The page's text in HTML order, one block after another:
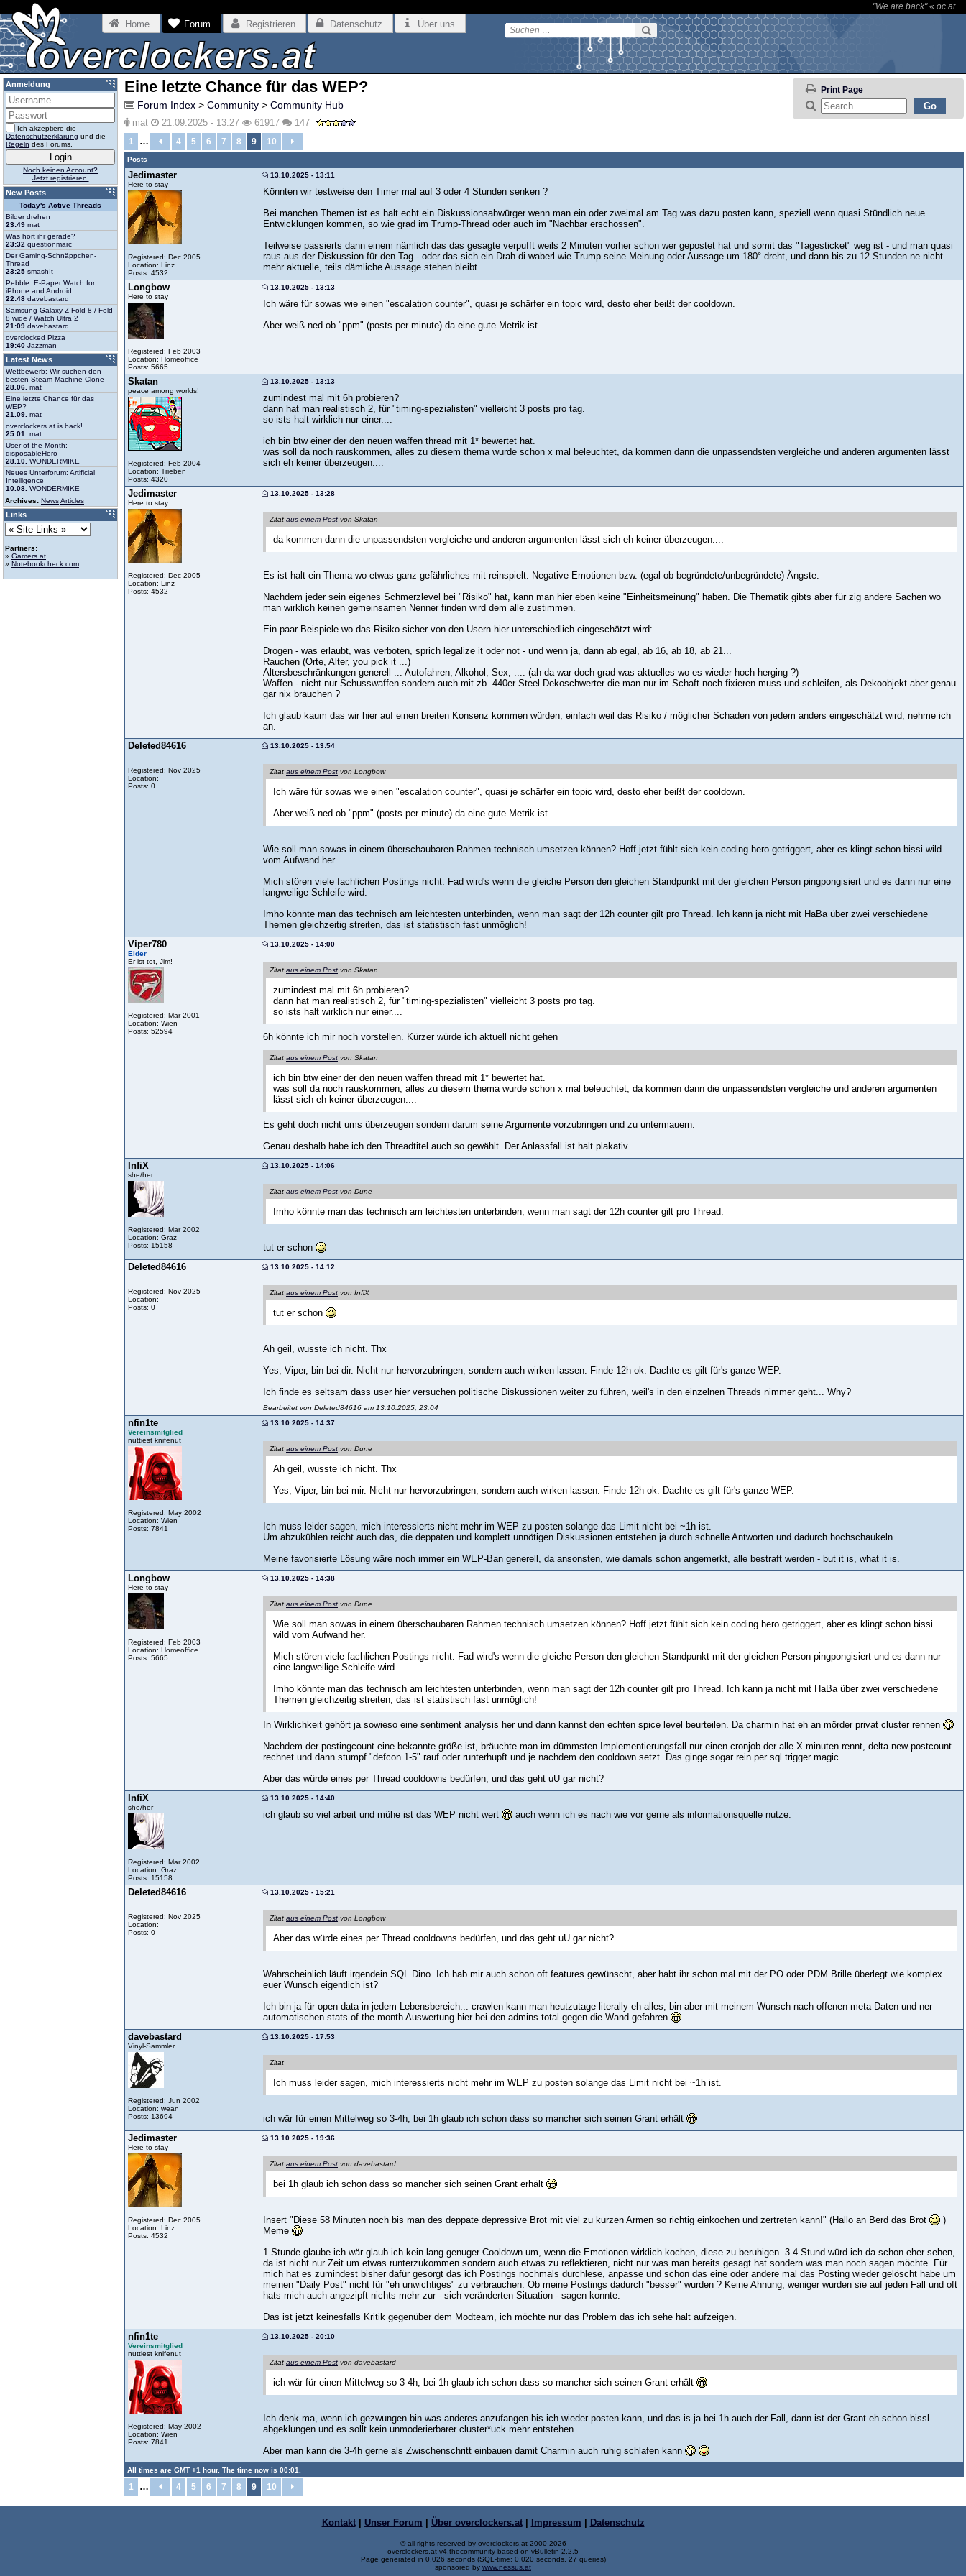
"We are back"« oc.at
Home Forum Registrieren Datenschutz Über uns
Eine letzte Chance für das WEP? Print Page
Forum Index > Community > Community Hub
mat 21.09.2025 - 13:27 61917 147
1 … 4 5 6 7 8 9 10
Posts
Jedimaster
Here to stay
Registered: Dec 2005
Location: Linz
Posts: 4532
13.10.2025 - 13:11
Könnten wir testweise den Timer mal auf 3 oder 4 Stunden senken ?
Bei manchen Themen ist es halt echt ein Diskussionsabwürger wenn man ein oder zweimal am Tag was dazu posten kann, speziell wenn quasi Stündlich neue
Entwicklungen kommen, so wie grad im Trump-Thread oder auch im "Nachbar erschossen".
Teilweise passierts dann einem nämlich das das gesagte verpufft weils 2 Minuten vorher schon wer gepostet hat und somit das "Tagesticket" weg ist - und man quasi
raus aus der Diskussion für den Tag - oder das sich ein Drah-di-waberl wie Trump seine Meinung oder Aussage um 180° dreht, und dann bis zu 12 Stunden ne nicht
mehr aktuelle, teils dämliche Aussage stehen bleibt.
Longbow
Here to stay
Registered: Feb 2003
Location: Homeoffice
Posts: 5665
13.10.2025 - 13:13
Ich wäre für sowas wie einen "escalation counter", quasi je schärfer ein topic wird, desto eher beißt der cooldown.
Aber weiß ned ob "ppm" (posts per minute) da eine gute Metrik ist.
Skatan
peace among worlds!
Registered: Feb 2004
Location: Trieben
Posts: 4320
13.10.2025 - 13:13
zumindest mal mit 6h probieren?
dann hat man realistisch 2, für "timing-spezialisten" vielleicht 3 posts pro tag.
so ists halt wirklich nur einer....
ich bin btw einer der den neuen waffen thread mit 1* bewertet hat.
was soll da noch rauskommen, alles zu diesem thema wurde schon x mal beleuchtet, da kommen dann die unpassendsten vergleiche und anderen argumenten lässt
sich eh keiner überzeugen....
Jedimaster
Here to stay
Registered: Dec 2005
Location: Linz
Posts: 4532
13.10.2025 - 13:28
Zitat aus einem Post von Skatan
da kommen dann die unpassendsten vergleiche und anderen argumenten lässt sich eh keiner überzeugen....
Es ist halt ein Thema wo etwas ganz gefährliches mit reinspielt: Negative Emotionen bzw. (egal ob begründete/unbegründete) Ängste.
Nachdem jeder sein eigenes Schmerzlevel bei "Risiko" hat, kann man hier eben keine "Einheitsmeinung" haben. Die Thematik gibts aber für zig andere Sachen wo
man wirklich keinen gemeinsamen Nenner finden wird dem alle zustimmen.
Ein paar Beispiele wo das Risiko sicher von den Usern hier unterschiedlich eingeschätzt wird:
Drogen - was erlaubt, was verboten, sprich legalize it oder not - und wenn ja, dann ab egal, ab 16, ab 18, ab 21...
Rauchen (Orte, Alter, you pick it ...)
Altersbeschränkungen generell ... Autofahren, Alkohol, Sex, .... (ah da war doch grad was aktuelles wo es wieder hoch herging ?)
Waffen - nicht nur Schusswaffen sondern auch mit zb. 440er Steel Dekoschwerter die man nur im Schaft noch fixieren muss und schleifen, als Dekoobjekt aber genau
gar nix brauchen ?
Ich glaub kaum das wir hier auf einen breiten Konsenz kommen würden, einfach weil das Risiko / möglicher Schaden von jedem anders eingeschätzt wird, nehme ich
an.
Deleted84616
Registered: Nov 2025
Location:
Posts: 0
13.10.2025 - 13:54
Zitat aus einem Post von Longbow
Ich wäre für sowas wie einen "escalation counter", quasi je schärfer ein topic wird, desto eher beißt der cooldown.
Aber weiß ned ob "ppm" (posts per minute) da eine gute Metrik ist.
Wie soll man sowas in einem überschaubaren Rahmen technisch umsetzen können? Hoff jetzt fühlt sich kein coding hero getriggert, aber es klingt schon bissi wild
vom Aufwand her.
Mich stören viele fachlichen Postings nicht. Fad wird's wenn die gleiche Person den gleichen Standpunkt mit der gleichen Person pingpongisiert und es dann nur eine
langweilige Schleife wird.
Imho könnte man das technisch am leichtesten unterbinden, wenn man sagt der 12h counter gilt pro Thread. Ich kann ja nicht mit HaBa über zwei verschiedene
Themen gleichzeitig streiten, das ist statistisch fast unmöglich!
Viper780
Elder
Er ist tot, Jim!
Registered: Mar 2001
Location: Wien
Posts: 52594
13.10.2025 - 14:00
Zitat aus einem Post von Skatan
zumindest mal mit 6h probieren?
dann hat man realistisch 2, für "timing-spezialisten" vielleicht 3 posts pro tag.
so ists halt wirklich nur einer....
6h könnte ich mir noch vorstellen. Kürzer würde ich aktuell nicht gehen
Zitat aus einem Post von Skatan
ich bin btw einer der den neuen waffen thread mit 1* bewertet hat.
was soll da noch rauskommen, alles zu diesem thema wurde schon x mal beleuchtet, da kommen dann die unpassendsten vergleiche und anderen argumenten
lässt sich eh keiner überzeugen....
Es geht doch nicht ums überzeugen sondern darum seine Argumente vorzubringen und zu untermauern.
Genau deshalb habe ich den Threadtitel auch so gewählt. Der Anlassfall ist halt plakativ.
InfiX
she/her
Registered: Mar 2002
Location: Graz
Posts: 15158
13.10.2025 - 14:06
Zitat aus einem Post von Dune
Imho könnte man das technisch am leichtesten unterbinden, wenn man sagt der 12h counter gilt pro Thread.
tut er schon
Deleted84616
Registered: Nov 2025
Location:
Posts: 0
13.10.2025 - 14:12
Zitat aus einem Post von InfiX
tut er schon
Ah geil, wusste ich nicht. Thx
Yes, Viper, bin bei dir. Nicht nur hervorzubringen, sondern auch wirken lassen. Finde 12h ok. Dachte es gilt für's ganze WEP.
Ich finde es seltsam dass user hier versuchen politische Diskussionen weiter zu führen, weil's in den einzelnen Threads nimmer geht... Why?
Bearbeitet von Deleted84616 am 13.10.2025, 23:04
nfin1te
Vereinsmitglied
nuttiest knifenut
Registered: May 2002
Location: Wien
Posts: 7841
13.10.2025 - 14:37
Zitat aus einem Post von Dune
Ah geil, wusste ich nicht. Thx
Yes, Viper, bin bei mir. Nicht nur hervorzubringen, sondern auch wirken lassen. Finde 12h ok. Dachte es gilt für's ganze WEP.
Ich muss leider sagen, mich interessierts nicht mehr im WEP zu posten solange das Limit nicht bei ~1h ist.
Um abzukühlen reicht auch das, die deppaten und komplett unnötigen Diskussionen entstehen ja durch schnelle Antworten und dadurch hochschaukeln.
Meine favorisierte Lösung wäre noch immer ein WEP-Ban generell, da ansonsten, wie damals schon angemerkt, alle bestraft werden - but it is, what it is.
Longbow
Here to stay
Registered: Feb 2003
Location: Homeoffice
Posts: 5665
13.10.2025 - 14:38
Zitat aus einem Post von Dune
Wie soll man sowas in einem überschaubaren Rahmen technisch umsetzen können? Hoff jetzt fühlt sich kein coding hero getriggert, aber es klingt schon bissi
wild vom Aufwand her.
Mich stören viele fachlichen Postings nicht. Fad wird's wenn die gleiche Person den gleichen Standpunkt mit der gleichen Person pingpongisiert und es dann nur
eine langweilige Schleife wird.
Imho könnte man das technisch am leichtesten unterbinden, wenn man sagt der 12h counter gilt pro Thread. Ich kann ja nicht mit HaBa über zwei verschiedene
Themen gleichzeitig streiten, das ist statistisch fast unmöglich!
In Wirklichkeit gehört ja sowieso eine sentiment analysis her und dann kannst den echten spice level beurteilen. Da charmin hat eh an mörder privat cluster rennen
Nachdem der postingcount eine bekannte größe ist, bräuchte man im dümmsten Implementierungsfall nur einen cronjob der alle X minuten rennt, delta new postcount
rechnet und dann stumpf "defcon 1-5" rauf oder runterhupft und je nachdem den cooldown setzt. Das ginge sogar rein per sql trigger magic.
Aber das würde eines per Thread cooldowns bedürfen, und das geht uU gar nicht?
InfiX
she/her
Registered: Mar 2002
Location: Graz
Posts: 15158
13.10.2025 - 14:40
ich glaub so viel arbeit und mühe ist das WEP nicht wert auch wenn ich es nach wie vor gerne als informationsquelle nutze.
Deleted84616
Registered: Nov 2025
Location:
Posts: 0
13.10.2025 - 15:21
Zitat aus einem Post von Longbow
Aber das würde eines per Thread cooldowns bedürfen, und das geht uU gar nicht?
Wahrscheinlich läuft irgendein SQL Dino. Ich hab mir auch schon oft features gewünscht, aber habt ihr schon mal mit der PO oder PDM Brille überlegt wie komplex
euer Wunsch eigentlich ist?
Ich bin ja für open data in jedem Lebensbereich... crawlen kann man heutzutage literally eh alles, bin aber mit meinem Wunsch nach offenen meta Daten und ner
automatischen stats of the month Auswertung hier bei den admins total gegen die Wand gefahren
davebastard
Vinyl-Sammler
Registered: Jun 2002
Location: wean
Posts: 13694
13.10.2025 - 17:53
Zitat
Ich muss leider sagen, mich interessierts nicht mehr im WEP zu posten solange das Limit nicht bei ~1h ist.
ich wär für einen Mittelweg so 3-4h, bei 1h glaub ich schon dass so mancher sich seinen Grant erhält
Jedimaster
Here to stay
Registered: Dec 2005
Location: Linz
Posts: 4532
13.10.2025 - 19:36
Zitat aus einem Post von davebastard
bei 1h glaub ich schon dass so mancher sich seinen Grant erhält
Insert "Diese 58 Minuten noch bis man des deppate depressive Brot mit viel zu kurzen Armen so richtig einkochen und zertreten kann!" (Hallo an Berd das Brot
)
Meme
1 Stunde glaube ich wär glaub ich kein lang genuger Cooldown um, wenn die Emotionen wirklich kochen, diese zu beruhigen. 3-4 Stund würd ich da schon eher sehen,
da ist nicht nur Zeit um etwas runterzukommen sondern auch etwas zu reflektieren, nicht nur was man bereits gesagt hat sondern was man noch sagen möchte. Für
mich hat es zumindest bisher dafür gesorgt das ich Postings nochmals durchlese, anpasse und schon das eine oder andere mal das Posting wieder gelöscht habe um
meinen "Daily Post" nicht für "eh unwichtiges" zu verbrauchen. Ob meine Postings dadurch "besser" wurden ? Keine Ahnung, weniger wurden sie auf jeden Fall und oft
hats mich auch angezipft nichts mehr zur - sich veränderten Situation - sagen konnte.
Das ist jetzt keinesfalls Kritik gegenüber dem Modteam, ich möchte nur das Problem das ich sehe halt aufzeigen.
nfin1te
Vereinsmitglied
nuttiest knifenut
Registered: May 2002
Location: Wien
Posts: 7841
13.10.2025 - 20:10
Zitat aus einem Post von davebastard
ich wär für einen Mittelweg so 3-4h, bei 1h glaub ich schon dass so mancher sich seinen Grant erhält
Ich denk ma, wenn ich gezwungen bin was anderes anzufangen bis ich wieder posten kann, und das is ja bei 1h auch der Fall, dann ist der Grant eh schon bissl
abgeklungen und es sollt kein unmoderierbarer cluster*uck mehr entstehen.
Aber man kann die 3-4h gerne als Zwischenschritt einbauen damit Charmin auch ruhig schlafen kann
All times are GMT +1 hour. The time now is 00:01.
1 … 4 5 6 7 8 9 10
Anmeldung
Ich akzeptiere die
Datenschutzerklärung und die
Regeln des Forums.
Noch keinen Account?
Jetzt registrieren.
New Posts
Today's Active Threads
Bilder drehen
23:49 mat
Was hört ihr gerade?
23:32 questionmarc
Der Gaming-Schnäppchen-
Thread
23:25 smashIt
Pebble: E-Paper Watch for
iPhone and Android
22:48 davebastard
Samsung Galaxy Z Fold 8 / Fold
8 wide / Watch Ultra 2
21:09 davebastard
overclocked Pizza
19:40 Jazzman
Latest News
Wettbewerb: Wir suchen den
besten Steam Machine Clone
28.06. mat
Eine letzte Chance für das
WEP?
21.09. mat
overclockers.at is back!
25.01.
mat
User of the Month:
disposableHero
28.10. WONDERMIKE
Neues Unterforum: Artificial
Intelligence
10.08. WONDERMIKE
Archives: NewsArticles
Links
Partners:
» Gamers.at
» Notebookcheck.com
Kontakt| Unser Forum | Über overclockers.at| Impressum | Datenschutz
© all rights reserved by overclockers.at 2000-2026
overclockers.at v4.thecommunity based on vBulletin 2.2.5
Page generated in 0.026 seconds (SQL-time: 0.020 seconds, 27 queries)
sponsored by www.nessus.at